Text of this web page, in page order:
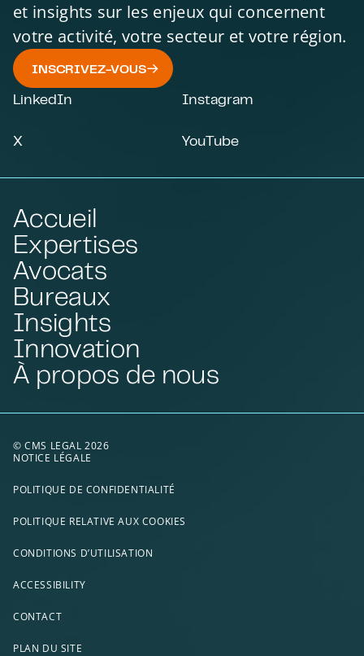
et insights sur les enjeux qui concernent
votre activité, votre secteur et votre région.
INSCRIVEZ-VOUS
LinkedIn Instagram
X YouTube
Accueil
Expertises
Avocats
Bureaux
Insights
Innovation
À propos de nous
© CMS LEGAL 2026
NOTICE LÉGALE
POLITIQUE DE CONFIDENTIALITÉ
POLITIQUE RELATIVE AUX COOKIES
CONDITIONS D’UTILISATION
ACCESSIBILITY
CONTACT
PLAN DU SITE